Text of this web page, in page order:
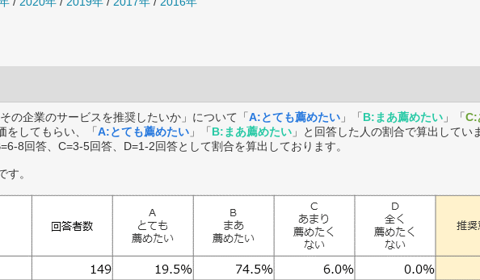
の企業のサービスを推奨したいか」について「A:とても薦めたい 」「B:まあ薦めたい 」「C:
をしてもらい、「A:とても薦めたい 」「B:まあ薦めたい 」と回答した人の割合で算出してい
8回答、C=3-5回答、D=1-2回答として割合を算出しております。
。